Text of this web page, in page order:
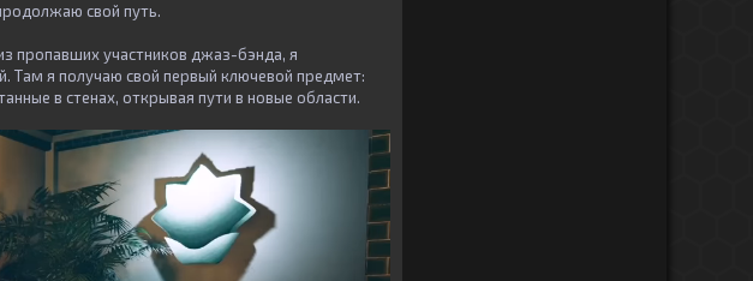
свой путь.
пропавших участников джаз-бэнда, я
Там я получаю свой первый ключевой предмет:
в стенах, открывая пути в новые области.